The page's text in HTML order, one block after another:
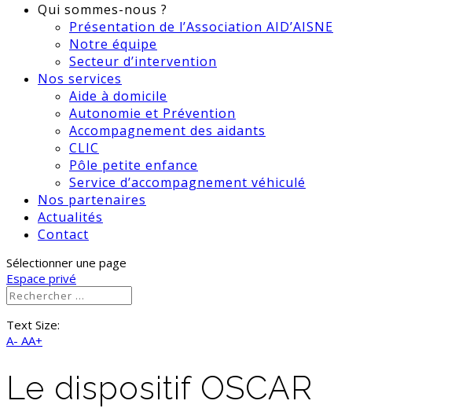
Qui sommes-nous ?
Présentation de l’Association AID’AISNE
Notre équipe
Secteur d’intervention
Nos services
Aide à domicile
Autonomie et Prévention
Accompagnement des aidants
CLIC
Pôle petite enfance
Service d’accompagnement véhiculé
Nos partenaires
Actualités
Contact
Sélectionner une page
Espace privé
Text Size:
A- AA+
Le dispositif OSCAR